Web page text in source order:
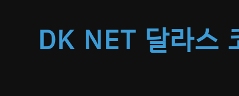
DK NET 달라스